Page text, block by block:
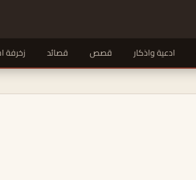
ادعية واذكار قصص قصائد زخرفة